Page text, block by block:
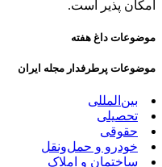
امکان پذیر است.
موضوعات داغ هفته
موضوعات پرطرفدار مجله ایران
بین‌المللی
تحصیلی
حقوقی
خودرو و حمل‌و‌نقل
ساختمان و املاک